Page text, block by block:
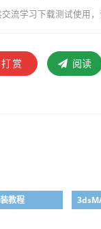
流学习下载测试使用
打赏 阅读
教程